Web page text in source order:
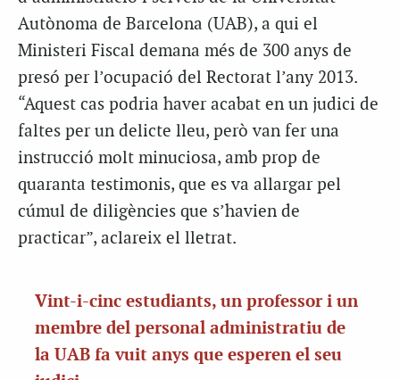
Autònoma de Barcelona (UAB), a qui el
Ministeri Fiscal demana més de 300 anys de
presó per l’ocupació del Rectorat l’any 2013.
“Aquest cas podria haver acabat en un judici de
faltes per un delicte lleu, però van fer una
instrucció molt minuciosa, amb prop de
quaranta testimonis, que es va allargar pel
cúmul de diligències que s’havien de
practicar”, aclareix el lletrat.
Vint-i-cinc estudiants, un professor i un
membre del personal administratiu de
la UAB fa vuit anys que esperen el seu